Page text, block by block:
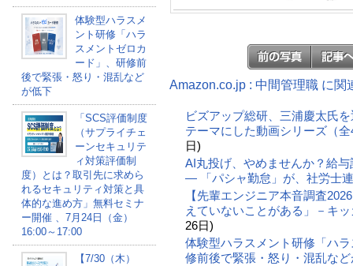
体験型ハラスメ
ント研修「ハラ
スメントゼロカ
ード」、研修前
後で緊張・怒り・混乱など
が低下
「SCS評価制度
（サプライチェ
ーンセキュリテ
ィ対策評価制
度）とは？取引先に求めら
れるセキュリティ対策と具
体的な進め方」無料セミナ
ー開催 、7月24日（金）
16:00～17:00
【7/30（木）
Amazon.co.jp : 中間管理職 に関
ビズアップ総研、三浦慶太氏
テーマにした動画シリーズ（
日)
AI丸投げ、やめませんか？給
― 「パシャ勤怠」が、社労士
【先輩エンジニア本音調査
えていないことがある」－キ
26日)
体験型ハラスメント研修「ハ
修前後で緊張・怒り・混乱な